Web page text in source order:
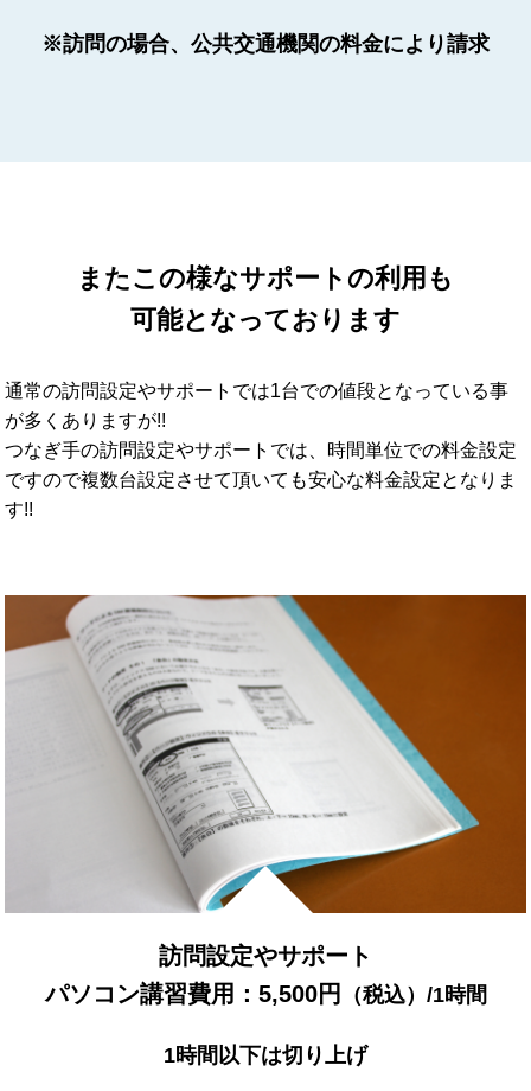
※訪問の場合、公共交通機関の料金により請求
またこの様なサポートの利用も
可能となっております
通常の訪問設定やサポートでは1台での値段となっている事
が多くありますが!!
つなぎ手の訪問設定やサポートでは、時間単位での料金設定
ですので複数台設定させて頂いても安心な料金設定となりま
す!!
訪問設定やサポート
パソコン講習費用：5,500円
（税込）/1時間
1時間以下は切り上げ